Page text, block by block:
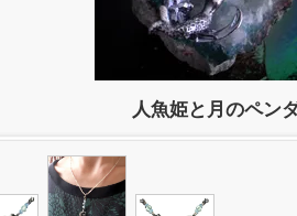
人魚姫と月のペン